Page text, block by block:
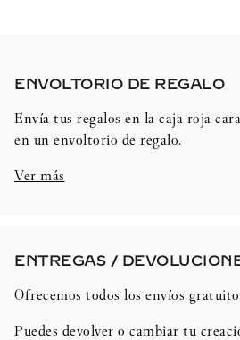
ENVOLTORIO DE REGALO​
Envía tus regalos en la caja roja
en un envoltorio de regalo.
Ver más
ENTREGAS /
Ofrecemos todos los envíos
Puedes devolver o cambiar tu